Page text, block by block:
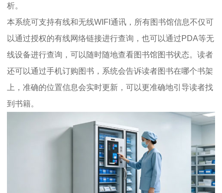
析。
本系统可支持有线和无线WIFI通讯，所有图书馆信息不仅可
以通过授权的有线网络链接进行查询，也可以通过PDA等无
线设备进行查询，可以随时随地查看图书馆图书状态。读者
还可以通过手机订购图书，系统会告诉读者图书在哪个书架
上，准确的位置信息会实时更新，可以更准确地引导读者找
到书籍。